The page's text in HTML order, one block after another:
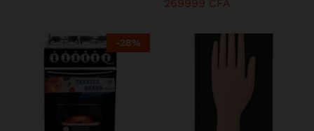
269999 CFA
-28%